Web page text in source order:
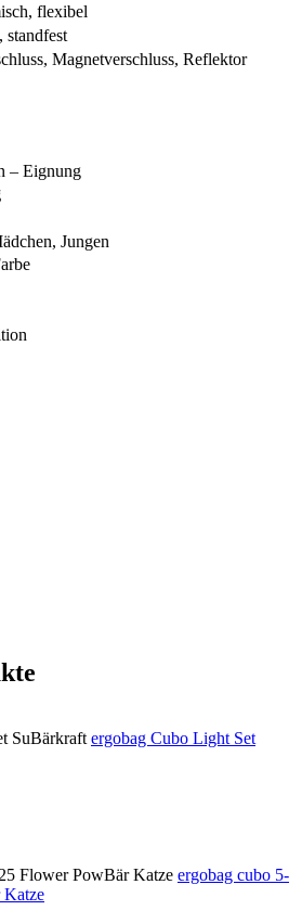
flexibel
standfest
Magnetverschluss, Reflektor
– Eignung
Jungen
ergobag Cubo Light Set
ergobag cubo 5-
Katze